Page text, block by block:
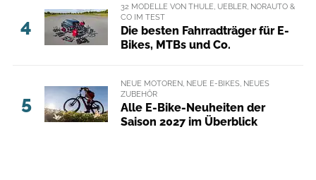
4
32 MODELLE VON THULE, UEBLER, NORAUTO &
CO IM TEST
Die besten Fahrradträger für E-
Bikes, MTBs und Co.
5
NEUE MOTOREN, NEUE E-BIKES, NEUES
ZUBEHÖR
Alle E-Bike-Neuheiten der
Saison 2027 im Überblick